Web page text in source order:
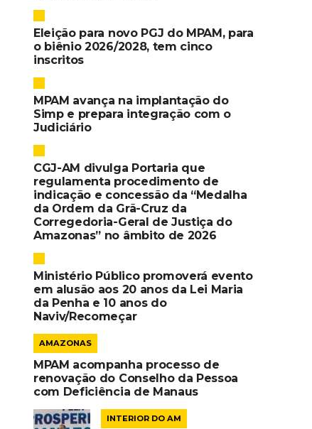
Eleição para novo PGJ do MPAM, para
o biênio 2026/2028, tem cinco
inscritos
MPAM avança na implantação do
Simp e prepara integração com o
Judiciário
CGJ-AM divulga Portaria que
regulamenta procedimento de
indicação e concessão da “Medalha
da Ordem da Grã-Cruz da
Corregedoria-Geral de Justiça do
Amazonas” no âmbito de 2026
Ministério Público promoverá evento
em alusão aos 20 anos da Lei Maria
da Penha e 10 anos do
Naviv/Recomeçar
AMAZONAS
MPAM acompanha processo de
renovação do Conselho da Pessoa
com Deficiência de Manaus
INTERIOR DO AM